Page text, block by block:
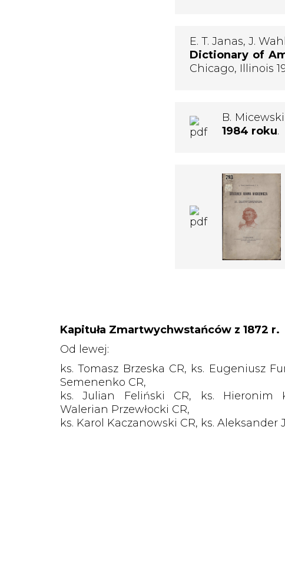
E. T. Janas, J.
Dictionary of
Chicago, Illinois
B.
1984 roku.
Kapituła Zmartwychwstańców z 1872 r.
Od lewej:
ks. Tomasz Brzeska CR, ks. Eugeniusz
Semenenko CR,
ks. Julian Feliński CR, ks. Hieronim
Walerian Przewłocki CR,
ks. Karol Kaczanowski CR, ks. Aleksander